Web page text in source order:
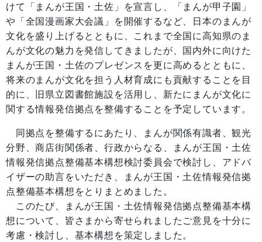
けて「まんが王国・土佐」を宣言し、「まんが甲子園」
や「全国漫画家大会議」を開催するなど、日本のまんが
文化を盛り上げるとともに、これまで全国に高知県のま
んが文化の魅力を発信してきましたが、国内外に向けた
まんが王国・土佐のプレゼンスを更に高めるとともに、
将来のまんが文化を担う人材育成にも貢献することを目
的に、旧県立図書館施設を活用し、新たにまんが文化に
関する情報発信拠点を整備することを予定しています。
同拠点を整備するにあたり、まんが関係有識者、観光
分野、商店街関係者、行政からなる、まんが王国・土佐
情報発信拠点整備基本構想検討委員会で検討し、アドバ
イザーの助言をいただき、まんが王国・土佐情報発信拠
点整備基本構想をとりまとめました。
このたび、まんが王国・土佐情報発信拠点整備基本構
想について、皆さまから寄せられましたご意見を十分に
考慮・検討し、基本構想を策定しました。